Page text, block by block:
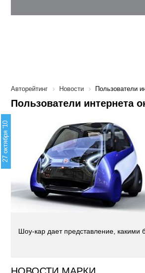
Авторейтинг Новости Пользователи
Пользователи интернета
27 октября '10
Шоу-кар дает представление, какими